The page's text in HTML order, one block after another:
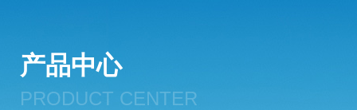
产品中心
PRODUCT CENTER